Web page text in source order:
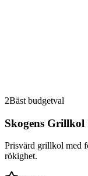
2Bäst budgetval
Skogens Grillkol
Prisvärd grillkol med
rökighet.